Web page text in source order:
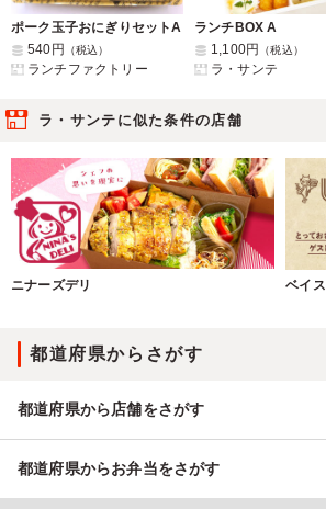
ポーク玉子おにぎりセットA
540円
（税込）
ランチファクトリー
ランチBOX A
1,100円
（税込）
ラ・サンテ
ラ・サンテに似た条件の店舗
ニナーズデリ ベイス
都道府県からさがす
都道府県から店舗をさがす
都道府県からお弁当をさがす